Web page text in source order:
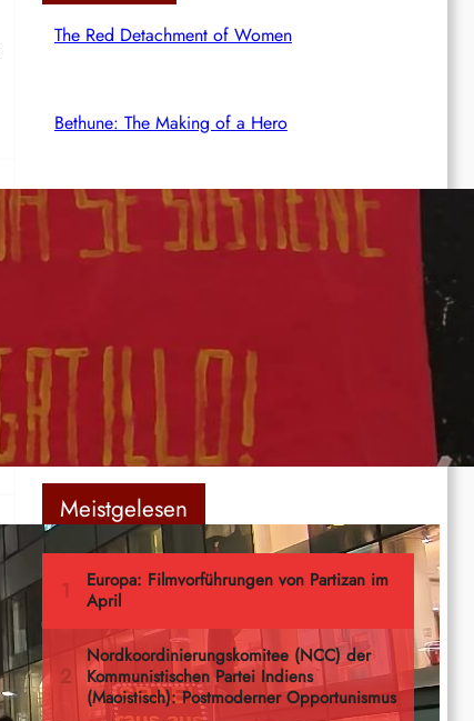
The Red Detachment of Women
Bethune: The Making of a Hero
The White Haired Girl
Ernst Thälmann – Sohn seiner Klasse
Meistgelesen